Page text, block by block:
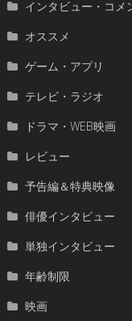
インタビュー・コメ
オススメ
ゲーム・アプリ
テレビ・ラジオ
ドラマ・WEB映画
レビュー
予告編＆特典映像
俳優インタビュー
単独インタビュー
年齢制限
映画